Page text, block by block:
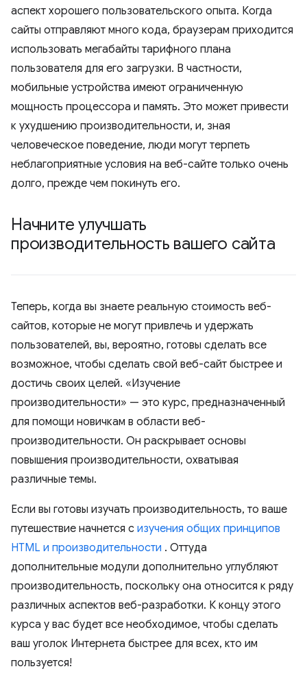
аспект хорошего пользовательского опыта. Когда
сайты отправляют много кода, браузерам приходится
использовать мегабайты тарифного плана
пользователя для его загрузки. В частности,
мобильные устройства имеют ограниченную
мощность процессора и память. Это может привести
к ухудшению производительности, и, зная
человеческое поведение, люди могут терпеть
неблагоприятные условия на веб-сайте только очень
долго, прежде чем покинуть его.
Начните улучшать
производительность вашего сайта
Теперь, когда вы знаете реальную стоимость веб-
сайтов, которые не могут привлечь и удержать
пользователей, вы, вероятно, готовы сделать все
возможное, чтобы сделать свой веб-сайт быстрее и
достичь своих целей. «Изучение
производительности» — это курс, предназначенный
для помощи новичкам в области веб-
производительности. Он раскрывает основы
повышения производительности, охватывая
различные темы.
Если вы готовы изучать производительность, то ваше
путешествие начнется с изучения общих принципов
HTML и производительности . Оттуда
дополнительные модули дополнительно углубляют
производительность, поскольку она относится к ряду
различных аспектов веб-разработки. К концу этого
курса у вас будет все необходимое, чтобы сделать
ваш уголок Интернета быстрее для всех, кто им
пользуется!